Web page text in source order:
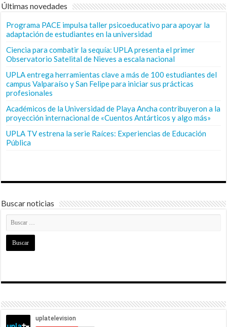
Últimas novedades
Programa PACE impulsa taller psicoeducativo para apoyar la
adaptación de estudiantes en la universidad
Ciencia para combatir la sequía: UPLA presenta el primer
Observatorio Satelital de Nieves a escala nacional
UPLA entrega herramientas clave a más de 100 estudiantes del
campus Valparaíso y San Felipe para iniciar sus prácticas
profesionales
Académicos de la Universidad de Playa Ancha contribuyeron a la
proyección internacional de «Cuentos Antárticos y algo más»
UPLA TV estrena la serie Raíces: Experiencias de Educación
Pública
Buscar noticias